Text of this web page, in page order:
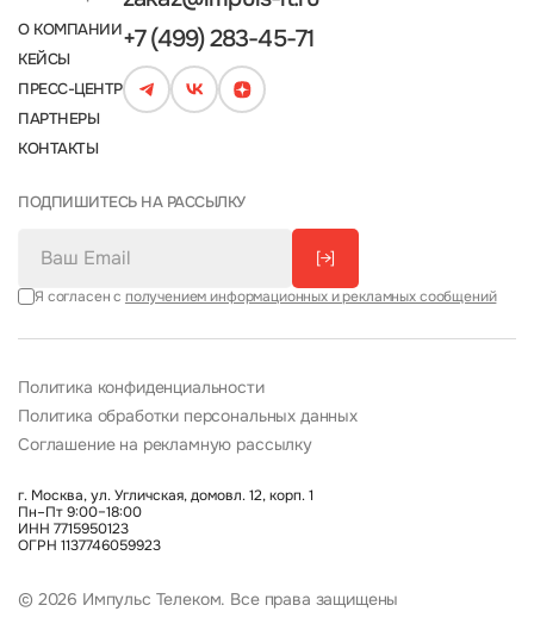
О КОМПАНИИ
КЕЙСЫ
ПРЕСС-ЦЕНТР
ПАРТНЕРЫ
КОНТАКТЫ
+7 (499) 283-45-71
ПОДПИШИТЕСЬ НА РАССЫЛКУ
[→]
Я согласен с получением информационных и рекламных сообщений
Политика конфиденциальности
Политика обработки персональных данных
Соглашение на рекламную рассылку
г. Москва, ул. Угличская, домовл. 12, корп. 1
Пн–Пт 9:00–18:00
ИНН 7715950123
ОГРН 1137746059923
© 2026 Импульс Телеком. Все права защищены